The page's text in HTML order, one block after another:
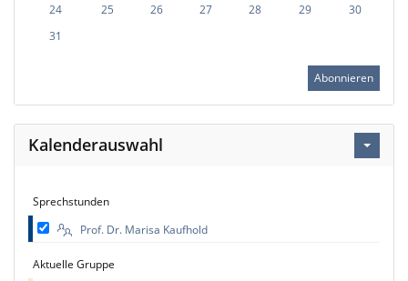
24
25 26 27 28 29
30
31
Abonnieren
Kalenderauswahl
Sprechstunden
Prof. Dr. Marisa Kaufhold
Aktuelle Gruppe